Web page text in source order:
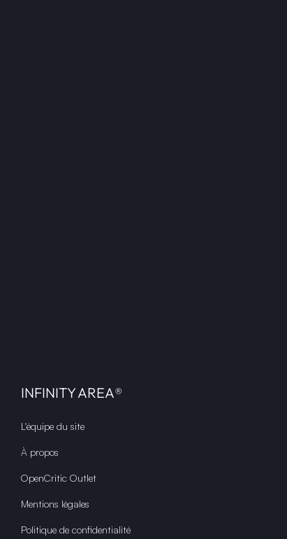
INFINITY AREA®
L'équipe du site
À propos
OpenCritic Outlet
Mentions légales
Politique de confidentialité